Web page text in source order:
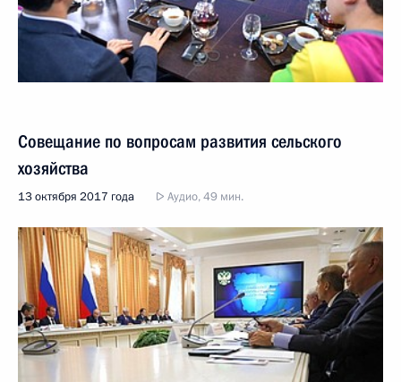
Совещание по вопросам развития сельского
хозяйства
13 октября 2017 года Аудио, 49 мин.